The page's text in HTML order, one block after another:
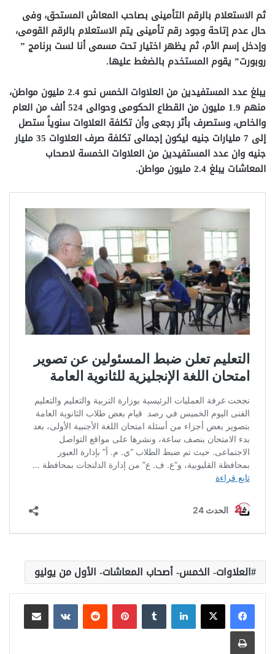
ثم الاستعلام بالرقم التأمينى بصاحب المعاش المستحق، وفى
حال عدم إتاحة وجود رقم تأمينى يتم الاستعلام بالرقم القومى،
وإدخل إسم الأم، ثم يظهر اختيار تحت مسمى أنا لست برنامج ”
روبورت” يقوم المستخدم بالضغط عليها.
يبلغ عدد المستفيدين من العلاوات الخمس نحو 2.4 مليون مواطن،
منهم
1.9 مليون من القطاع الحكومى وحوالى 524 ألف من العام
والخاص، وستصرف بأثر رجعى وأن تكلفة العلاوات سنوياً ستصل
إلى 7 مليارات جنيه ليكون إجمالى تكلفة صرف العلاوات 35 مليار
جنيه وان عدد المستفيدين من العلاوات الخمسة لاصحاب
المعاشات يبلغ 2.4 مليون مواطن.
العلاوات- الخمس- أصحاب المعاشات- الأول من يوليو
لينكدإن بينتيريست
مشاركة عبر البريد
طباعة